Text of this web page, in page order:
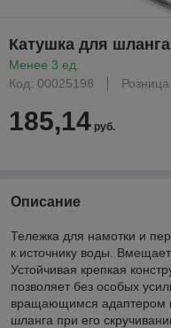
Катушка для
Менее 3 ед.
Код: 00025198
Розница
185,14 руб.
Описание
Тележка для намотки и
к источнику воды.
Устойчивая крепкая
позволяет без особых
вращающимся адаптером
шланга при его